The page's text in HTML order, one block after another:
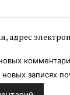
адрес
записях